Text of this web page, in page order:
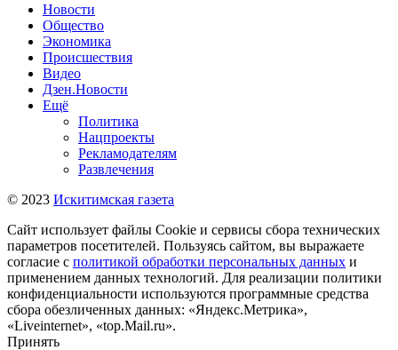
Новости
Общество
Экономика
Происшествия
Видео
Дзен.Новости
Ещё
Политика
Нацпроекты
Рекламодателям
Развлечения
© 2023 Искитимская газета
Сайт использует файлы Cookie и сервисы сбора технических
параметров посетителей. Пользуясь сайтом, вы выражаете
согласие с политикой обработки персональных данных и
применением данных технологий. Для реализации политики
конфиденциальности используются программные средства
сбора обезличенных данных: «Яндекс.Метрика»,
«Liveinternet», «top.Mail.ru».
Принять